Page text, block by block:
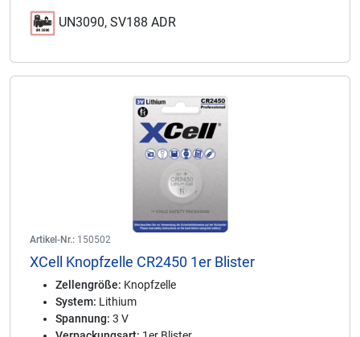
UN3090, SV188 ADR
Artikel-Nr.: 150502
XCell Knopfzelle CR2450 1er Blister
Zellengröße: Knopfzelle
System: Lithium
Spannung: 3 V